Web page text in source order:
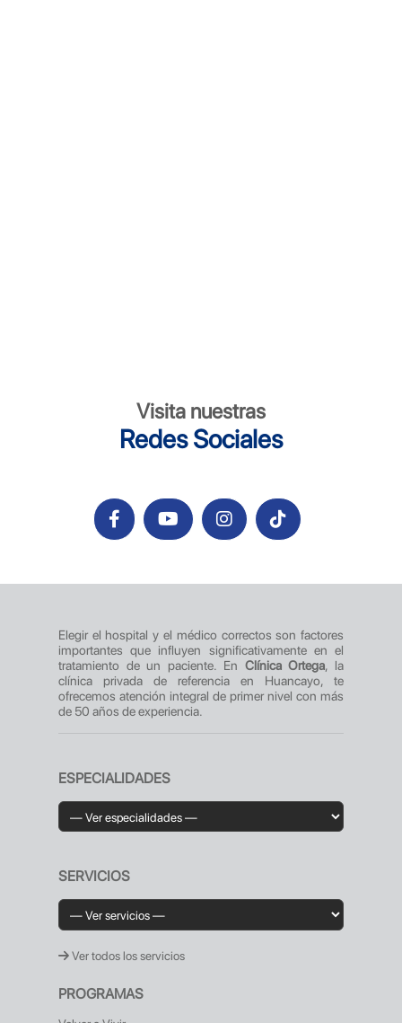
Visita nuestras
Redes Sociales
Elegir el hospital y el médico correctos son factores
importantes que influyen significativamente en el
tratamiento de un paciente. En Clínica Ortega, la
clínica privada de referencia en Huancayo, te
ofrecemos atención integral de primer nivel con más
de 50 años de experiencia.
ESPECIALIDADES
SERVICIOS
Ver todos los servicios
PROGRAMAS